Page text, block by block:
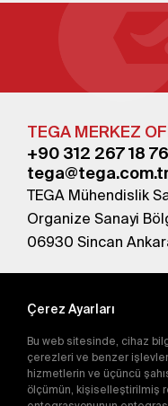
TEGA MERKEZ
+90 312 267 18 76
TEGA Mühendislik
Organize Sanayi
06930 Sincan
abone olun.
Abone olarak
olursunuz.
Çerez Ayarları
Bu web sitesinde, cihaz
çerezleri ve benzer
hizmetlerin ve üçüncü
ölçümün, kişiselleştirilmiş